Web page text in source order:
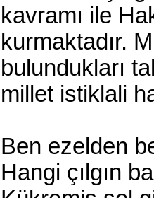
kavramı ile
kurmaktadır.
bulundukları
millet istiklali
Ben ezelden
Hangi çılgın